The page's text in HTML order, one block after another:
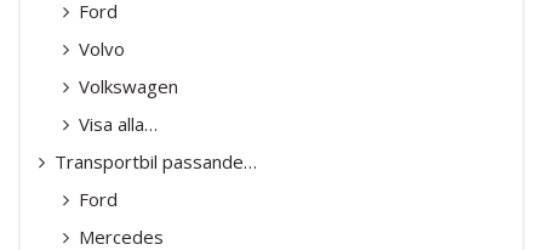
Ford
Volvo
Volkswagen
Visa alla…
Transportbil passande…
Ford
Mercedes